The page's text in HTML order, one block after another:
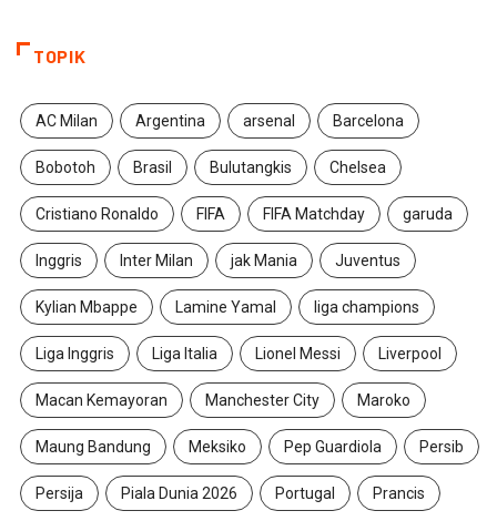
TOPIK
AC Milan Argentina arsenal Barcelona
Bobotoh Brasil Bulutangkis Chelsea
Cristiano Ronaldo FIFA FIFA Matchday garuda
Inggris Inter Milan jak Mania Juventus
Kylian Mbappe Lamine Yamal liga champions
Liga Inggris Liga Italia Lionel Messi Liverpool
Macan Kemayoran Manchester City Maroko
Maung Bandung Meksiko Pep Guardiola Persib
Persija Piala Dunia 2026 Portugal Prancis